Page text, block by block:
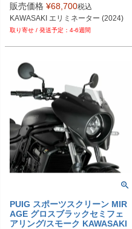
販売価格 ¥68,700税込
KAWASAKI エリミネーター (2024)
4-6週間
PUIG スポーツスクリーン MIR
AGE グロスブラックセミフェ
アリング/スモーク KAWASAKI